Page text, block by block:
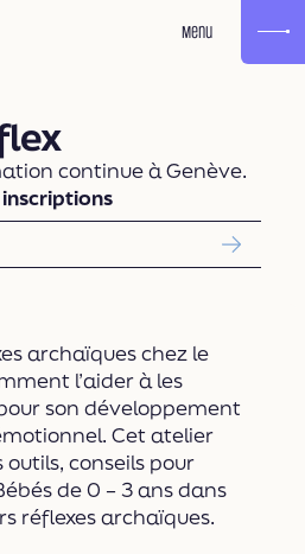
Menu
continue à Genève.
archaïques chez le
l’aider à les
son développement
Cet atelier
conseils pour
de 0 – 3 ans dans
réflexes archaïques.